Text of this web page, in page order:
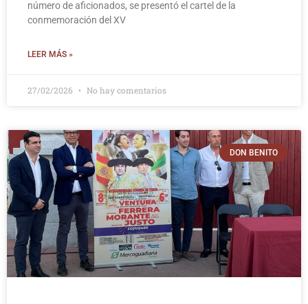
número de aficionados, se presentó el cartel de la
conmemoración del XV
LEER MÁS »
27/02/2026 No hay comentarios
DON BENITO